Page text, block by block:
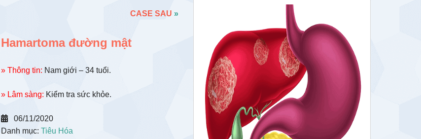
CASE SAU »
Hamartoma đường mật
» Thông tin: Nam giới – 34 tuổi.
» Lâm sàng: Kiểm tra sức khỏe.
06/11/2020
Danh mục: Tiêu Hóa